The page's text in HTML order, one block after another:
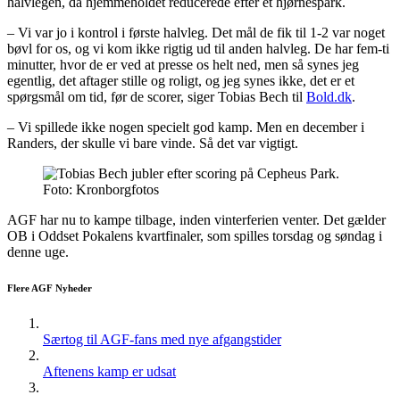
– Vi var jo i kontrol i første halvleg. Det mål de fik til 1-2 var noget
bøvl for os, og vi kom ikke rigtig ud til anden halvleg. De har fem-ti
minutter, hvor de er ved at presse os helt ned, men så synes jeg
egentlig, det aftager stille og roligt, og jeg synes ikke, det er et
spørgsmål om tid, før de scorer, siger Tobias Bech til Bold.dk.
– Vi spillede ikke nogen specielt god kamp. Men en december i
Randers, der skulle vi bare vinde. Så det var vigtigt.
Foto: Kronborgfotos
AGF har nu to kampe tilbage, inden vinterferien venter. Det gælder
OB i Oddset Pokalens kvartfinaler, som spilles torsdag og søndag i
denne uge.
Flere AGF Nyheder
Særtog til AGF-fans med nye afgangstider
Aftenens kamp er udsat